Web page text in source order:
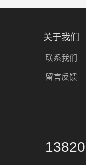
关于我们
联系我们
留言反馈